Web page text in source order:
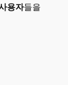
용자들을